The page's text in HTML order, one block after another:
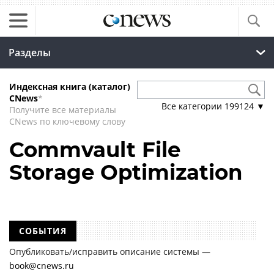
Разделы
Индексная книга (каталог)
CNews*
Получите все материалы
CNews по ключевому слову
Все категории 199124 ▼
Commvault File
Storage Optimization
СОБЫТИЯ
Опубликовать/исправить описание системы —
book@cnews.ru